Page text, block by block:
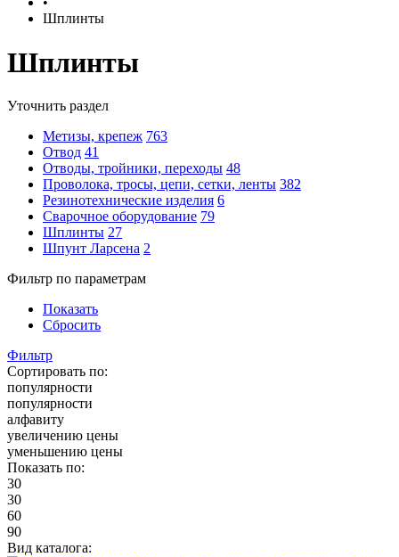
Шплинты
Шплинты
Уточнить раздел
Метизы, крепеж 763
Отвод 41
Отводы, тройники, переходы 48
Проволока, тросы, цепи, сетки, ленты 382
Резинотехнические изделия 6
Сварочное оборудование 79
Шплинты 27
Шпунт Ларсена 2
Фильтр по параметрам
Показать
Сбросить
Фильтр
Сортировать по:
популярности
популярности
алфавиту
увеличению цены
уменьшению цены
Показать по:
30
30
60
90
Вид каталога: